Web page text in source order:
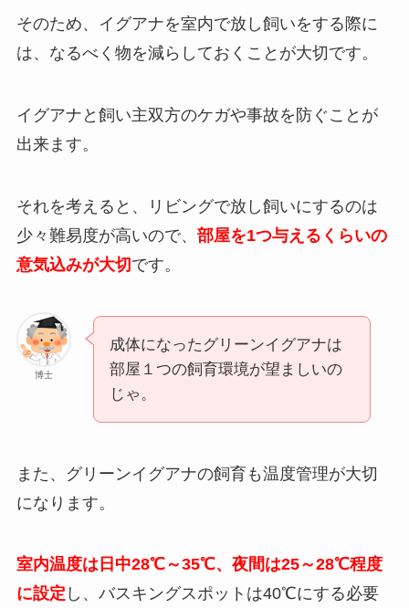
そのため、イグアナを室内で放し飼いをする際に
は、なるべく物を減らしておくことが大切です。
イグアナと飼い主双方のケガや事故を防ぐことが
出来ます。
それを考えると、リビングで放し飼いにするのは
少々難易度が高いので、 部屋を1つ与えるくらいの
意気込みが大切です。
博士
成体になったグリーンイグアナは
部屋１つの飼育環境が望ましいの
じゃ。
また、グリーンイグアナの飼育も温度管理が大切
になります。
室内温度は日中28℃～35℃、夜間は25～28℃程度
に設定 し、バスキングスポットは40℃にする必要